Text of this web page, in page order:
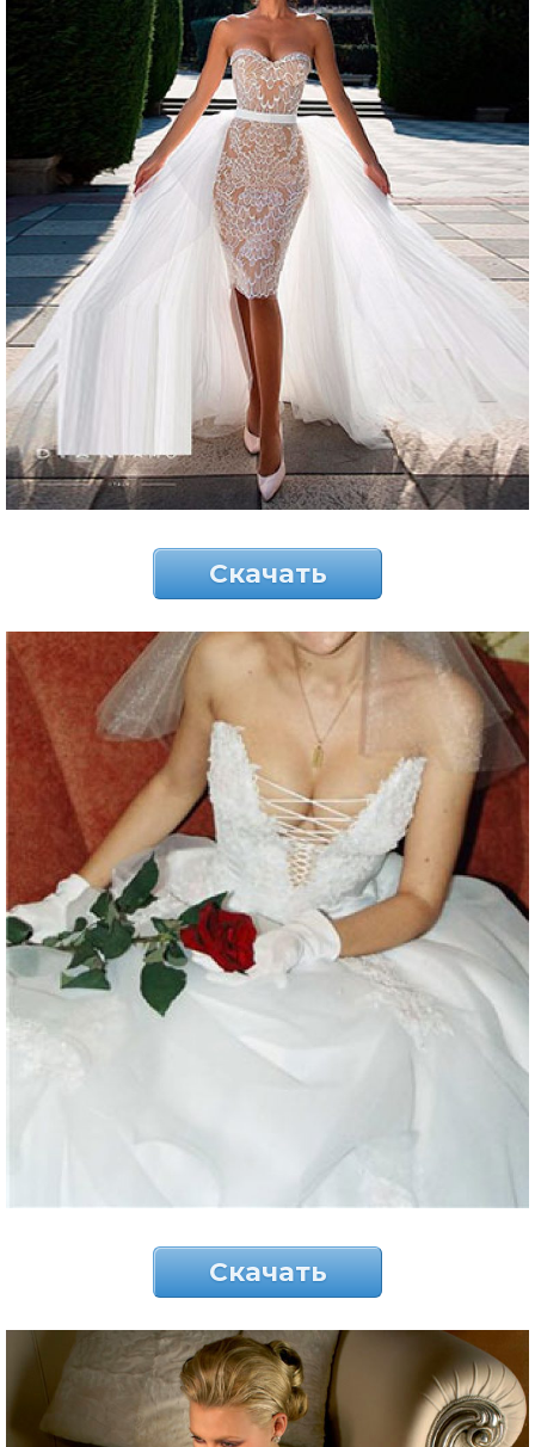
Скачать
Скачать